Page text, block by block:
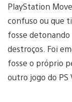
PlayStation
confuso ou que
fosse detonando
destroços. Foi
fosse o próprio
outro jogo do PS